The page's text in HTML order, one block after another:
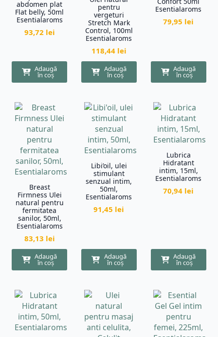
abdomen plat
Flat belly, 50ml
Esentialaroms
93,72 lei
Adaugă
în coș
pentru
vergeturi
Stretch Mark
Control, 100ml
Esentialaroms
118,44 lei
Adaugă
în coș
Esentialaroms
79,95 lei
Adaugă
în coș
Breast
Firmness Ulei
natural pentru
fermitatea
sanilor, 50ml,
Esentialaroms
83,13 lei
Adaugă
în coș
Libi’oil, ulei
stimulant
senzual intim,
50ml,
Esentialaroms
91,45 lei
Adaugă
în coș
Lubrica
Hidratant
intim, 15ml,
Esentialaroms
70,94 lei
Adaugă
în coș